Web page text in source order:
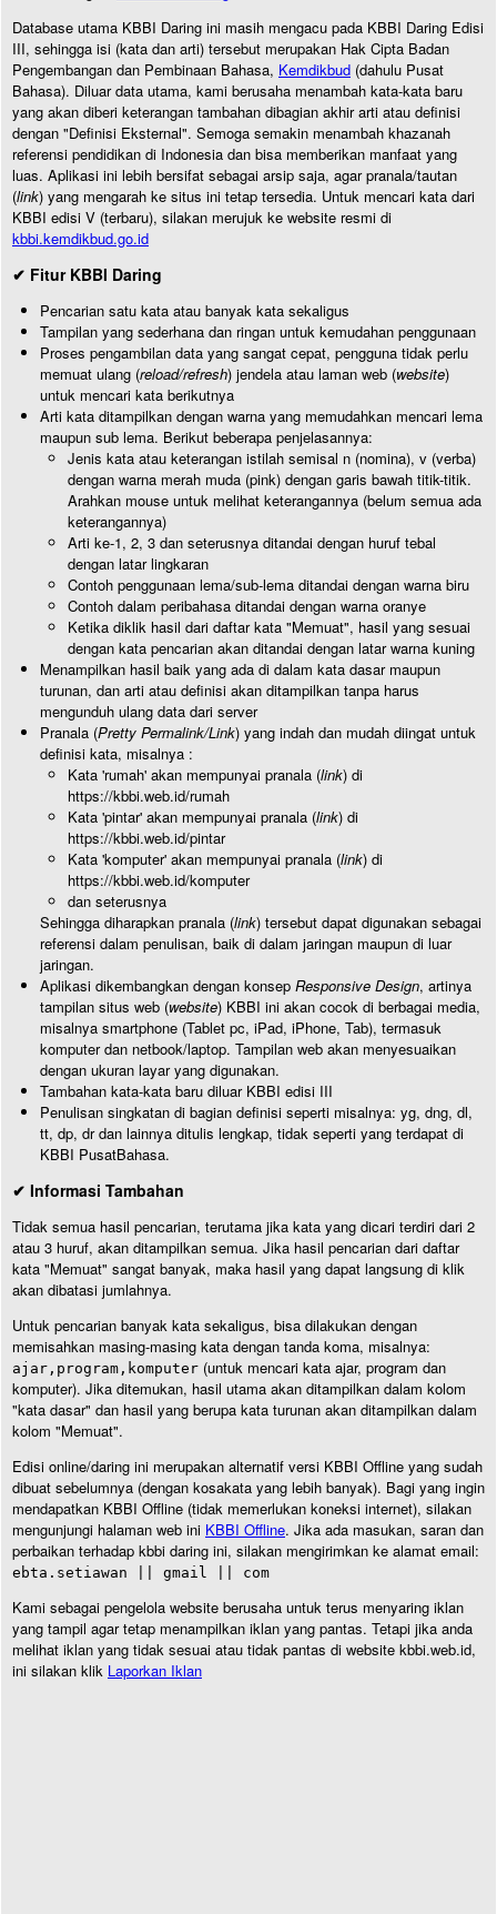
Database utama KBBI Daring ini masih mengacu pada KBBI Daring Edisi
III, sehingga isi (kata dan arti) tersebut merupakan Hak Cipta Badan
Pengembangan dan Pembinaan Bahasa, Kemdikbud (dahulu Pusat
Bahasa). Diluar data utama, kami berusaha menambah kata-kata baru
yang akan diberi keterangan tambahan dibagian akhir arti atau definisi
dengan "Definisi Eksternal". Semoga semakin menambah khazanah
referensi pendidikan di Indonesia dan bisa memberikan manfaat yang
luas. Aplikasi ini lebih bersifat sebagai arsip saja, agar pranala/tautan
(link) yang mengarah ke situs ini tetap tersedia. Untuk mencari kata dari
KBBI edisi V (terbaru), silakan merujuk ke website resmi di
kbbi.kemdikbud.go.id
✔ Fitur KBBI Daring
Pencarian satu kata atau banyak kata sekaligus
Tampilan yang sederhana dan ringan untuk kemudahan penggunaan
Proses pengambilan data yang sangat cepat, pengguna tidak perlu
memuat ulang (reload/refresh) jendela atau laman web (website)
untuk mencari kata berikutnya
Arti kata ditampilkan dengan warna yang memudahkan mencari lema
maupun sub lema. Berikut beberapa penjelasannya:
Jenis kata atau keterangan istilah semisal n (nomina), v (verba)
dengan warna merah muda (pink) dengan garis bawah titik-titik.
Arahkan mouse untuk melihat keterangannya (belum semua ada
keterangannya)
Arti ke-1, 2, 3 dan seterusnya ditandai dengan huruf tebal
dengan latar lingkaran
Contoh penggunaan lema/sub-lema ditandai dengan warna biru
Contoh dalam peribahasa ditandai dengan warna oranye
Ketika diklik hasil dari daftar kata "Memuat", hasil yang sesuai
dengan kata pencarian akan ditandai dengan latar warna kuning
Menampilkan hasil baik yang ada di dalam kata dasar maupun
turunan, dan arti atau definisi akan ditampilkan tanpa harus
mengunduh ulang data dari server
Pranala (Pretty Permalink/Link) yang indah dan mudah diingat untuk
definisi kata, misalnya :
Kata 'rumah' akan mempunyai pranala (link) di
https://kbbi.web.id/rumah
Kata 'pintar' akan mempunyai pranala (link) di
https://kbbi.web.id/pintar
Kata 'komputer' akan mempunyai pranala (link) di
https://kbbi.web.id/komputer
dan seterusnya
Sehingga diharapkan pranala (link) tersebut dapat digunakan sebagai
referensi dalam penulisan, baik di dalam jaringan maupun di luar
jaringan.
Aplikasi dikembangkan dengan konsep Responsive Design, artinya
tampilan situs web (website) KBBI ini akan cocok di berbagai media,
misalnya smartphone (Tablet pc, iPad, iPhone, Tab), termasuk
komputer dan netbook/laptop. Tampilan web akan menyesuaikan
dengan ukuran layar yang digunakan.
Tambahan kata-kata baru diluar KBBI edisi III
Penulisan singkatan di bagian definisi seperti misalnya: yg, dng, dl,
tt, dp, dr dan lainnya ditulis lengkap, tidak seperti yang terdapat di
KBBI PusatBahasa.
✔ Informasi Tambahan
Tidak semua hasil pencarian, terutama jika kata yang dicari terdiri dari 2
atau 3 huruf, akan ditampilkan semua. Jika hasil pencarian dari daftar
kata "Memuat" sangat banyak, maka hasil yang dapat langsung di klik
akan dibatasi jumlahnya.
Untuk pencarian banyak kata sekaligus, bisa dilakukan dengan
memisahkan masing-masing kata dengan tanda koma, misalnya:
ajar,program,komputer (untuk mencari kata ajar, program dan
komputer). Jika ditemukan, hasil utama akan ditampilkan dalam kolom
"kata dasar" dan hasil yang berupa kata turunan akan ditampilkan dalam
kolom "Memuat".
Edisi online/daring ini merupakan alternatif versi KBBI Offline yang sudah
dibuat sebelumnya (dengan kosakata yang lebih banyak). Bagi yang ingin
mendapatkan KBBI Offline (tidak memerlukan koneksi internet), silakan
mengunjungi halaman web ini KBBI Offline. Jika ada masukan, saran dan
perbaikan terhadap kbbi daring ini, silakan mengirimkan ke alamat email:
ebta.setiawan || gmail || com
Kami sebagai pengelola website berusaha untuk terus menyaring iklan
yang tampil agar tetap menampilkan iklan yang pantas. Tetapi jika anda
melihat iklan yang tidak sesuai atau tidak pantas di website kbbi.web.id,
ini silakan klik Laporkan Iklan